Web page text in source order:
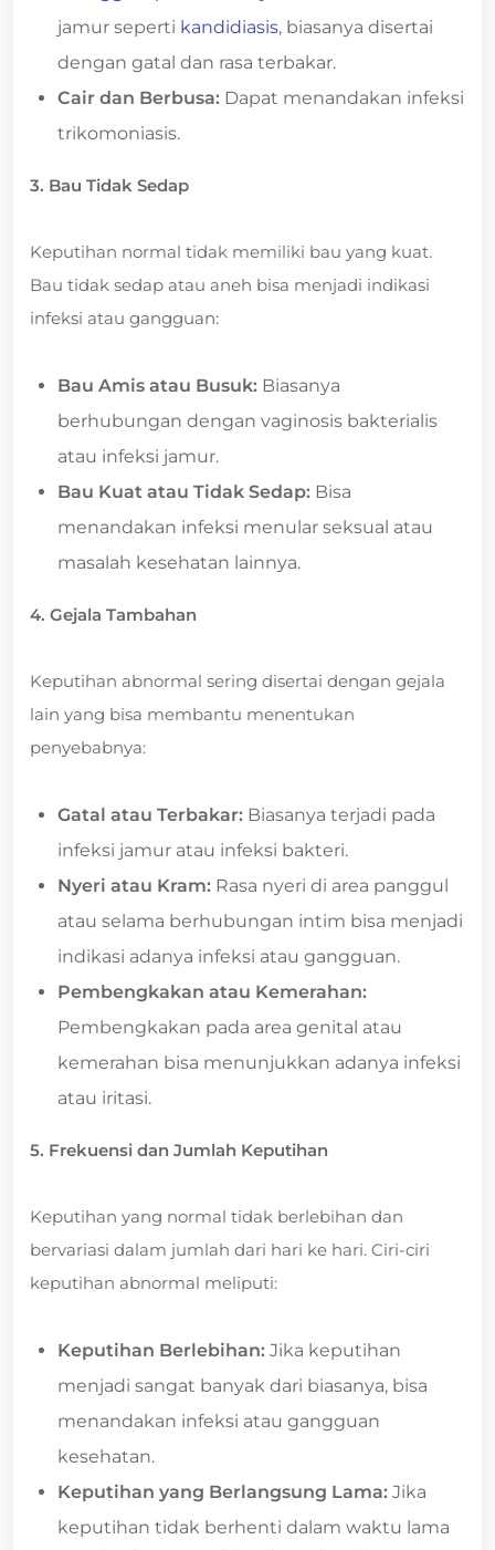
jamur seperti kandidiasis, biasanya disertai
dengan gatal dan rasa terbakar.
Cair dan Berbusa: Dapat menandakan infeksi
trikomoniasis.
3. Bau Tidak Sedap
Keputihan normal tidak memiliki bau yang kuat.
Bau tidak sedap atau aneh bisa menjadi indikasi
infeksi atau gangguan:
Bau Amis atau Busuk: Biasanya
berhubungan dengan vaginosis bakterialis
atau infeksi jamur.
Bau Kuat atau Tidak Sedap: Bisa
menandakan infeksi menular seksual atau
masalah kesehatan lainnya.
4. Gejala Tambahan
Keputihan abnormal sering disertai dengan gejala
lain yang bisa membantu menentukan
penyebabnya:
Gatal atau Terbakar: Biasanya terjadi pada
infeksi jamur atau infeksi bakteri.
Nyeri atau Kram: Rasa nyeri di area panggul
atau selama berhubungan intim bisa menjadi
indikasi adanya infeksi atau gangguan.
Pembengkakan atau Kemerahan:
Pembengkakan pada area genital atau
kemerahan bisa menunjukkan adanya infeksi
atau iritasi.
5. Frekuensi dan Jumlah Keputihan
Keputihan yang normal tidak berlebihan dan
bervariasi dalam jumlah dari hari ke hari. Ciri-ciri
keputihan abnormal meliputi:
Keputihan Berlebihan: Jika keputihan
menjadi sangat banyak dari biasanya, bisa
menandakan infeksi atau gangguan
kesehatan.
Keputihan yang Berlangsung Lama: Jika
keputihan tidak berhenti dalam waktu lama